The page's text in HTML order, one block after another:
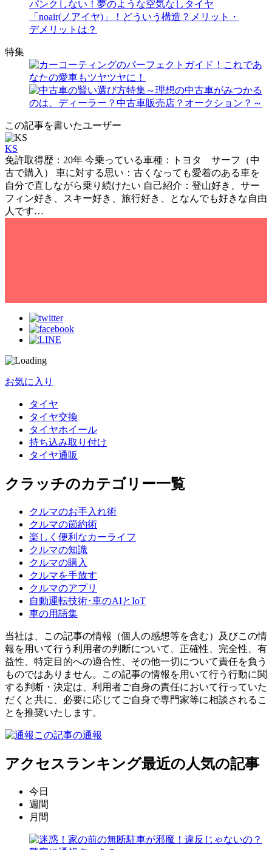
パンクしない！夢のような空気なしタイヤ
「noair(ノアイヤ)」！どういう構造？メリット・
デメリットは？
特集
この記事を書いたユーザー
KS
免許取得歴：20年 今乗っている車種：トヨタ サーフ（中
古で購入） 車に対する思い：古くなっても愛着のある車を
自分で直しながら乗り続けたい 自己紹介：登山好き、サー
フィン好き、スキー好き、旅行好き、となんでも好きな自由
人です…
お気に入り
タイヤ
タイヤ交換
タイヤホイール
持ち込み取り付け
タイヤ通販
クラッチのカテゴリー一覧
クルマのお手入れ術
クルマの節約術
楽しく便利なカーライフ
クルマの知識
クルマの購入
クルマを手放す
クルマのアプリ
自動運転技術･車のAIとIoT
車の用語集
当社は、この記事の情報（個人の感想等を含む）及びこの情
報を用いて行う利用者の判断について、正確性、完全性、有
益性、特定目的への適合性、その他一切について責任を負う
ものではありません。この記事の情報を用いて行う行動に関
する判断・決定は、利用者ご自身の責任において行っていた
だくと共に、必要に応じてご自身で専門家等に相談されるこ
とを推奨いたします。
この記事の通報
アクセスランキング最近の人気の記事
今日
週間
月間